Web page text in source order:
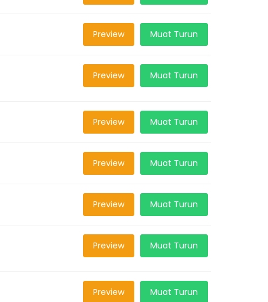
Muat Turun
Preview
Muat Turun
Preview
Muat Turun
Preview
Muat Turun
Preview
Muat Turun
Preview
Muat Turun
Preview
Muat Turun
Preview